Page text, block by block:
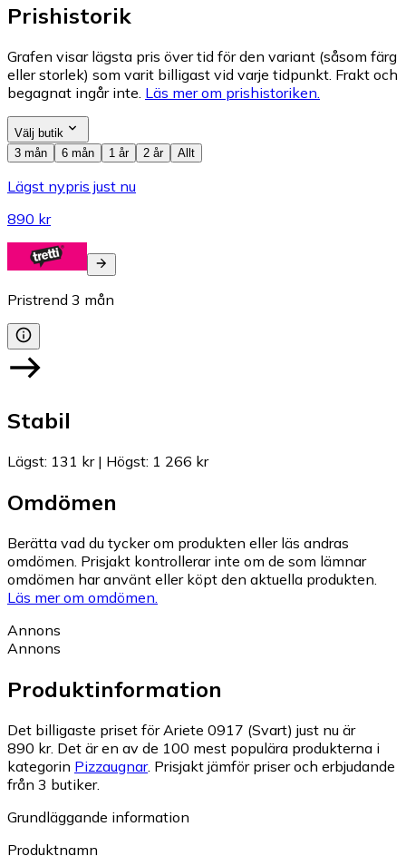
Prishistorik
Grafen visar lägsta pris över tid för den variant (såsom färg
eller storlek) som varit billigast vid varje tidpunkt. Frakt och
begagnat ingår inte. Läs mer om prishistoriken.
Välj butik
3 mån
6 mån 1 år 2 år Allt
Lägst nypris just nu
890 kr
Pristrend 3 mån
Stabil
Lägst: 131 kr| Högst: 1 266 kr
Omdömen
Berätta vad du tycker om produkten eller läs andras
omdömen. Prisjakt kontrollerar inte om de som lämnar
omdömen har använt eller köpt den aktuella produkten.
Läs mer om omdömen.
Annons
Annons
Produktinformation
Det billigaste priset för Ariete 0917 (Svart) just nu är
890 kr. Det är en av de 100 mest populära produkterna i
kategorin Pizzaugnar. Prisjakt jämför priser och erbjudande
från 3 butiker.
Grundläggande information
Produktnamn